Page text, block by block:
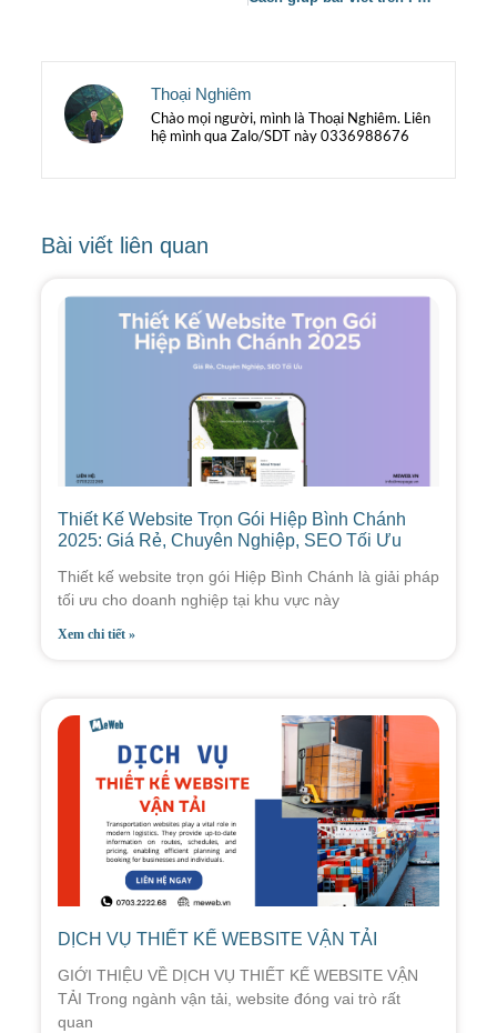
Thoại Nghiêm
Chào mọi người, mình là Thoại Nghiêm. Liên
hệ mình qua Zalo/SDT này 0336988676
Bài viết liên quan
Thiết Kế Website Trọn Gói Hiệp Bình Chánh
2025: Giá Rẻ, Chuyên Nghiệp, SEO Tối Ưu
Thiết kế website trọn gói Hiệp Bình Chánh là giải pháp
tối ưu cho doanh nghiệp tại khu vực này
Xem chi tiết »
DỊCH VỤ THIẾT KẾ WEBSITE VẬN TẢI
GIỚI THIỆU VỀ DỊCH VỤ THIẾT KẾ WEBSITE VẬN
TẢI Trong ngành vận tải, website đóng vai trò rất
quan